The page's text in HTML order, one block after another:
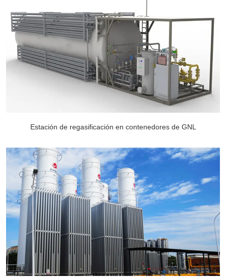
Estación de regasificación en contenedores de GNL